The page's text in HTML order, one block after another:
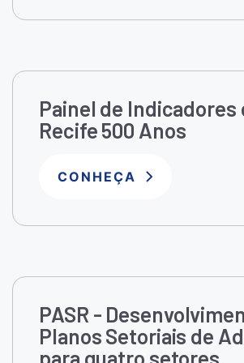
Painel de Indicadores
Recife 500 Anos
CONHEÇA
PASR -
Planos Setoriais de
para quatro setores.